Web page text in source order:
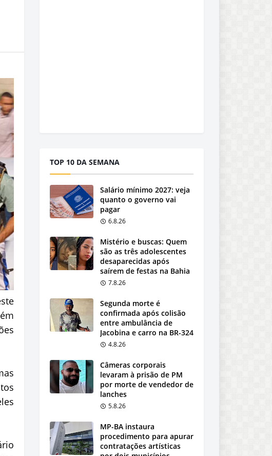
TOP 10 DA SEMANA
Salário mínimo 2027: veja
quanto o governo vai
pagar
6.8.26
Mistério e buscas: Quem
são as três adolescentes
desaparecidas após
saírem de festas na Bahia
7.8.26
Segunda morte é
confirmada após colisão
entre ambulância de
Jacobina e carro na BR-324
4.8.26
Câmeras corporais
levaram à prisão de PM
por morte de vendedor de
lanches
5.8.26
MP-BA instaura
procedimento para apurar
contratações artísticas